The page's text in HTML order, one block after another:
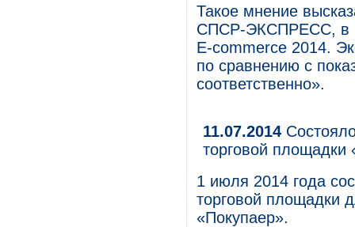
Такое мнение
СПСР-ЭКСПРЕСС, в
E-commerce 2014.
по сравнению с
соответственно».
11.07.2014
торговой площадки
1 июля 2014 года
торговой площадки
«Покупаер».